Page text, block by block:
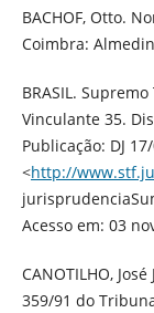
BACHOF, Otto.
Coimbra:
BRASIL.
Vinculante 35.
Publicação: DJ
<http://
Acesso em: 03
CANOTILHO,
359/91 do